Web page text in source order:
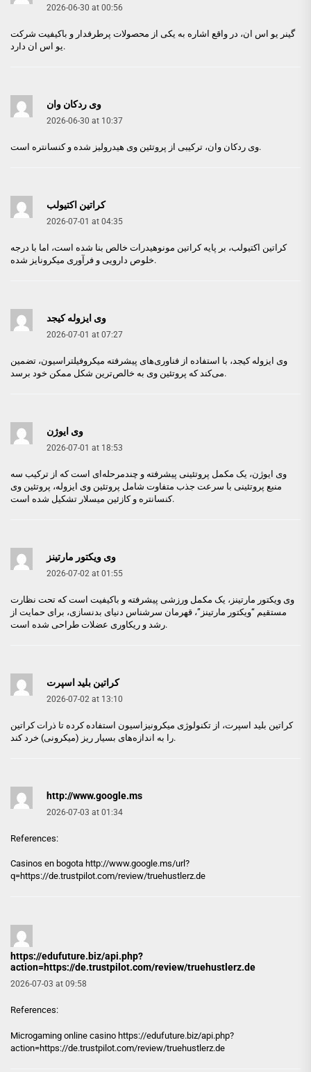
2026-06-30 at 00:56
گینر یو اس ان، در واقع اشاره به یکی از محصولات پرطرفدار و باکیفیت شرکت
یو اس ان دارد.
وی ردکان وان
2026-06-30 at 10:37
وی ردکان وان، ترکیبی از پروتئین وی هیدرولیز شده و کنسانتره است.
کراتین اکتیولب
2026-07-01 at 04:35
کراتین اکتیولب، بر پایه کراتین مونوهیدرات خالص بنا شده است، اما با درجه
خلوص دارویی و فرآوری میکرونایز شده.
وی ایزوله کیجد
2026-07-01 at 07:27
وی ایزوله کیجد ، با استفاده از فناوری‌های پیشرفته میکروفیلتراسیون، تضمین
می‌کند که پروتئین وی به خالص‌ترین شکل ممکن خود برسد.
وی ایوژن
2026-07-01 at 18:53
وی ایوژن، یک مکمل پروتئینی پیشرفته و چندمرحله‌ای است که از ترکیب سه
منبع پروتئینی با سرعت جذب متفاوت شامل پروتئین وی ایزوله، پروتئین وی
کنسانتره و کازئین میسلار تشکیل شده است.
وی ویکتور مارتینز
2026-07-02 at 01:55
وی ویکتور مارتینز ، یک مکمل ورزشی پیشرفته و باکیفیت است که تحت نظارت
مستقیم “ویکتور مارتینز”، قهرمان سرشناس دنیای بدنسازی، برای حمایت از
رشد و ریکاوری عضلات طراحی شده است.
کراتین بلید اسپرت
2026-07-02 at 13:10
کراتین بلید اسپرت، از تکنولوژی میکرونیزاسیون استفاده کرده تا ذرات کراتین
را به اندازه‌های بسیار ریز (میکرونی) خرد کند.
http://www.google.ms
2026-07-03 at 01:34
References:
Casinos en bogota http://www.google.ms/url?
q=https://de.trustpilot.com/review/truehustlerz.de
https://edufuture.biz/api.php?
action=https://de.trustpilot.com/review/truehustlerz.de
2026-07-03 at 09:58
References:
Microgaming online casino https://edufuture.biz/api.php?
action=https://de.trustpilot.com/review/truehustlerz.de